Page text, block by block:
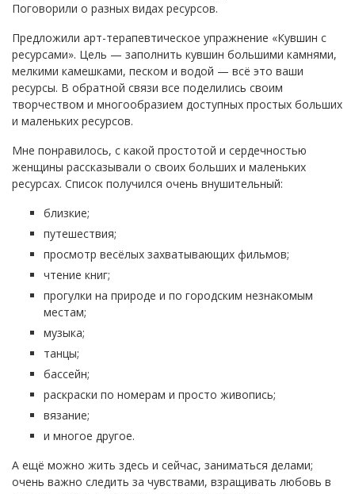
Поговорили о разных видах ресурсов.
Предложили арт-терапевтическое упражнение «Кувшин с
ресурсами». Цель — заполнить кувшин большими камнями,
мелкими камешками, песком и водой — всё это ваши
ресурсы. В обратной связи все поделились своим
творчеством и многообразием доступных простых больших
и маленьких ресурсов.
Мне понравилось, с какой простотой и сердечностью
женщины рассказывали о своих больших и маленьких
ресурсах. Список получился очень внушительный:
близкие;
путешествия;
просмотр весёлых захватывающих фильмов;
чтение книг;
прогулки на природе и по городским незнакомым
местам;
музыка;
танцы;
бассейн;
раскраски по номерам и просто живопись;
вязание;
и многое другое.
А ещё можно жить здесь и сейчас, заниматься делами;
очень важно следить за чувствами, взращивать любовь в